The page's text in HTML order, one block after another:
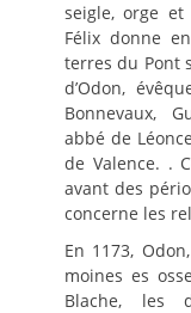
seigle, orge et
Félix donne
terres du Pont
d’Odon,
Bonnevaux,
abbé de
de Valence. .
avant des
concerne les
En 1173,
moines es
Blache, les